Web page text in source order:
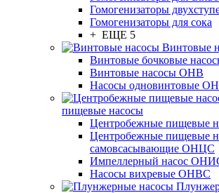
Гомогенизаторы
Гомогенизаторы для сока
+ ЕЩЕ 5
Винтовые
Винтовые бочковые
Винтовые насосы ОНВ
Насосы одновинтовые
пищевые насосы
Центробежные пищевые
Центробежные пищевые
самовсасывающие ОНЦС
Импеллерный насос
Насосы вихревые ОНВС